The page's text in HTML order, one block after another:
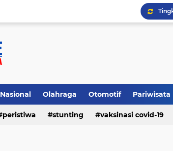
Nasional Olahraga Otomotif Pariwisata
peristiwa stunting vaksinasi covid-19